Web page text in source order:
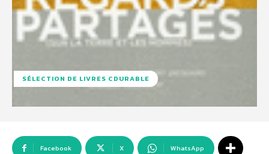
SÉLECTION DE LIVRES CDURABLE
Facebook X WhatsApp